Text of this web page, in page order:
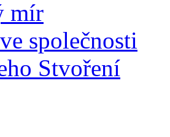
mír
společnosti
Stvoření